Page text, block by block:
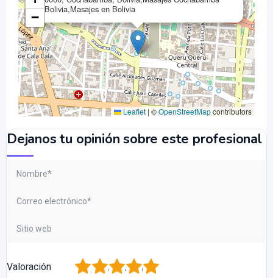
Bolivia,Masajes en Bolivia
−
Leaflet| ©OpenStreetMapcontributors
Dejanos tu opinión sobre este profesional
Valoración 5
4
3
2